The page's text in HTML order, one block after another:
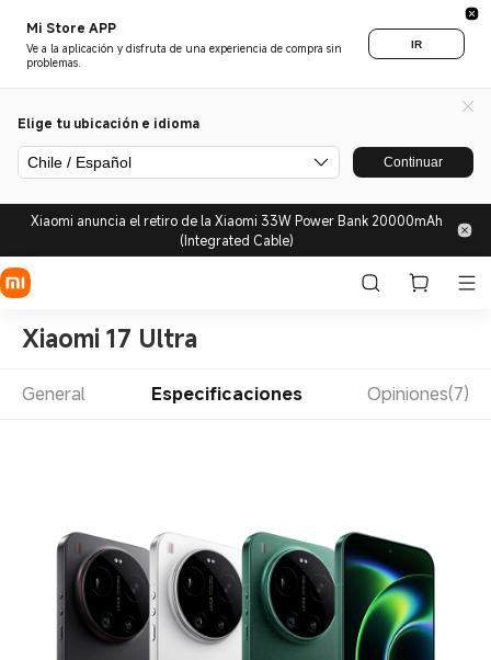
Mi Store APP
Ve a la aplicación y disfruta de una experiencia de compra sin
problemas.
IR
Elige tu ubicación e idioma
Chile / Español Continuar
Xiaomi anuncia el retiro de la Xiaomi 33W Power Bank 20000mAh
(Integrated Cable)
Xiaomi 17 Ultra
General Especificaciones Opiniones(7)